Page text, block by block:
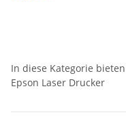
In diese Kategorie
Epson Laser Drucker